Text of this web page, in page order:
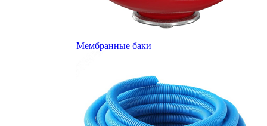
Мембранные баки